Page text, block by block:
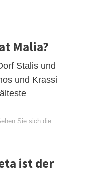
Malia?
Stalis und
und Krassi
Sie sich die
ist der